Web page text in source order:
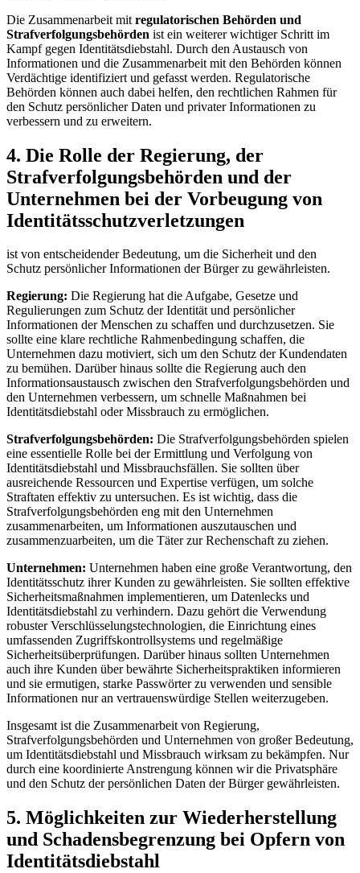
Die Zusammenarbeit mit regulatorischen ‌Behörden und
Strafverfolgungsbehörden ist ein⁢ weiterer wichtiger Schritt im
Kampf gegen ⁤Identitätsdiebstahl. Durch den Austausch von
Informationen und die ⁢Zusammenarbeit mit den Behörden ​können
Verdächtige identifiziert und gefasst werden. ‍Regulatorische
Behörden können auch dabei helfen, den rechtlichen ‌Rahmen ‌für
den Schutz‌ persönlicher Daten und privater Informationen⁢ zu
verbessern und​ zu erweitern.
4. Die Rolle ⁤der Regierung, der
Strafverfolgungsbehörden und⁢ der
Unternehmen bei⁣ der‌ Vorbeugung von
Identitätsschutzverletzungen
ist von entscheidender Bedeutung, um die⁣ Sicherheit und den
Schutz ​persönlicher Informationen der Bürger zu ⁤gewährleisten.
Regierung: Die Regierung hat ⁢die Aufgabe, Gesetze und
Regulierungen zum ⁤Schutz der​ Identität und persönlicher
Informationen‌ der Menschen zu schaffen und durchzusetzen. Sie
sollte eine klare rechtliche Rahmenbedingung schaffen, die​
Unternehmen dazu motiviert, sich⁢ um den Schutz der​ Kundendaten
zu‌ bemühen. Darüber hinaus sollte die Regierung auch ‍den
Informationsaustausch zwischen den Strafverfolgungsbehörden und
den Unternehmen verbessern, um schnelle Maßnahmen bei
Identitätsdiebstahl⁤ oder Missbrauch zu⁤ ermöglichen.
Strafverfolgungsbehörden: ‍Die Strafverfolgungsbehörden spielen
eine essentielle Rolle bei der Ermittlung und Verfolgung von
Identitätsdiebstahl ​und Missbrauchsfällen. Sie sollten über
ausreichende Ressourcen‍ und ⁢Expertise verfügen, um⁣ solche⁤
Straftaten effektiv zu untersuchen. Es⁢ ist wichtig, dass die
Strafverfolgungsbehörden eng mit den⁣ Unternehmen
zusammenarbeiten, um Informationen‌ auszutauschen und
zusammenzuarbeiten, um die Täter zur⁢ Rechenschaft zu ziehen.
Unternehmen: Unternehmen haben eine ⁣große ‍Verantwortung, den
Identitätsschutz ‌ihrer Kunden⁤ zu​ gewährleisten. Sie sollten effektive
Sicherheitsmaßnahmen ‌implementieren, um Datenlecks⁣ und⁣
Identitätsdiebstahl ‌zu ​verhindern. Dazu gehört die⁣ Verwendung
robuster Verschlüsselungstechnologien, ‍die Einrichtung eines
umfassenden Zugriffskontrollsystems und regelmäßige
Sicherheitsüberprüfungen. Darüber hinaus sollten Unternehmen
auch ihre Kunden über bewährte Sicherheitspraktiken​ informieren
und sie ermutigen, ‌starke Passwörter zu verwenden⁣ und sensible
Informationen nur an vertrauenswürdige Stellen weiterzugeben.
Insgesamt ⁢ist die Zusammenarbeit​ von Regierung,‌
Strafverfolgungsbehörden und Unternehmen von großer Bedeutung,
⁤um Identitätsdiebstahl und Missbrauch wirksam zu bekämpfen. Nur
⁣durch eine koordinierte Anstrengung können wir die Privatsphäre
‌und⁣ den Schutz der ‌persönlichen Daten der⁣ Bürger gewährleisten.
5. ⁣Möglichkeiten zur ⁤Wiederherstellung
und Schadensbegrenzung bei Opfern von
Identitätsdiebstahl